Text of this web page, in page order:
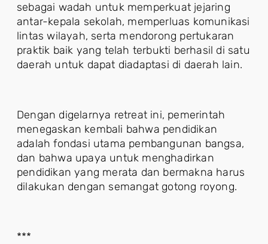
sebagai wadah untuk memperkuat jejaring
antar-kepala sekolah, memperluas komunikasi
lintas wilayah, serta mendorong pertukaran
praktik baik yang telah terbukti berhasil di satu
daerah untuk dapat diadaptasi di daerah lain.
Dengan digelarnya retreat ini, pemerintah
menegaskan kembali bahwa pendidikan
adalah fondasi utama pembangunan bangsa,
dan bahwa upaya untuk menghadirkan
pendidikan yang merata dan bermakna harus
dilakukan dengan semangat gotong royong.
***